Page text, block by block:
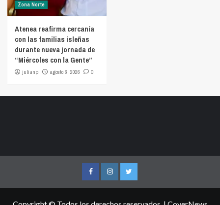
Zona Norte
Atenea reafirma cercanía
con las familias isleñas
durante nueva jornada de
“Miércoles con la Gente”
julianp agosto 6, 2026 0
FacebookInstagramTwitter